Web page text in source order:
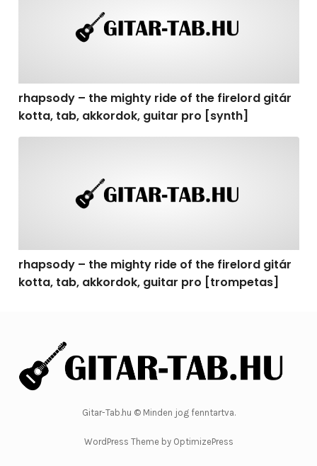
rhapsody – the mighty ride of the firelord gitár
kotta, tab, akkordok, guitar pro [synth]
rhapsody – the mighty ride of the firelord gitár
kotta, tab, akkordok, guitar pro [trompetas]
Gitar-Tab.hu © Minden jog fenntartva.
WordPress Theme by OptimizePress